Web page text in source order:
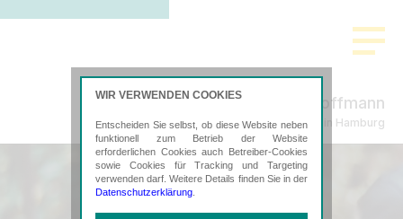
Schmeding & Hoffmann
Steuerberatung in Hamburg
WIR VERWENDEN COOKIES
Entscheiden Sie selbst, ob diese Website neben
funktionell zum Betrieb der Website
erforderlichen Cookies auch Betreiber-Cookies
sowie Cookies für Tracking und Targeting
verwenden darf. Weitere Details finden Sie in der
Datenschutzerklärung